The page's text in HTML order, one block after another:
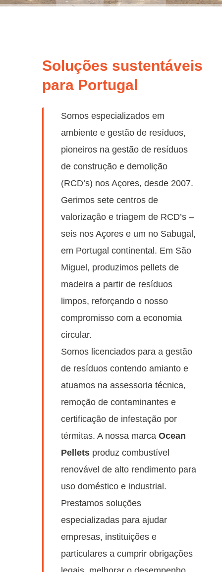
Soluções sustentáveis
para Portugal
Somos especializados em
ambiente e gestão de resíduos,
pioneiros na gestão de resíduos
de construção e demolição
(RCD’s) nos Açores, desde 2007.
Gerimos sete centros de
valorização e triagem de RCD’s –
seis nos Açores e um no Sabugal,
em Portugal continental. Em São
Miguel, produzimos pellets de
madeira a partir de resíduos
limpos, reforçando o nosso
compromisso com a economia
circular.
Somos licenciados para a gestão
de resíduos contendo amianto e
atuamos na assessoria técnica,
remoção de contaminantes e
certificação de infestação por
térmitas. A nossa marca Ocean
Pellets produz combustível
renovável de alto rendimento para
uso doméstico e industrial.
Prestamos soluções
especializadas para ajudar
empresas, instituições e
particulares a cumprir obrigações